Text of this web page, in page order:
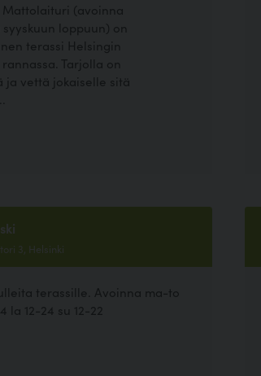
Mattolaituri (avoinna
syyskuun loppuun) on
terassi Helsingin
Tarjolla on
ja vettä jokaiselle sitä
3, Helsinki
terassille. Avoinna ma-to
la 12-24 su 12-22